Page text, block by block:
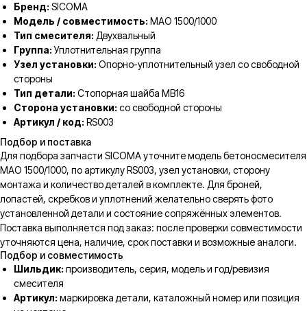
Бренд: SICOMA
Модель / совместимость: MAO 1500/1000
Тип смесителя: Двухвальный
Группа:Уплотнительная группа
Узел установки: Опорно-уплотнительный узел со свободной
стороны
Тип детали: Стопорная шайба MB16
Сторона установки: со свободной стороны
Артикул / код: RS003
Подбор и поставка
Для подбора запчасти SICOMA уточните модель бетоносмесителя
MAO 1500/1000, по артикулу RS003, узел установки, сторону
монтажа и количество деталей в комплекте. Для броней,
лопастей, скребков и уплотнений желательно сверять фото
установленной детали и состояние сопряжённых элементов.
Поставка выполняется под заказ: после проверки совместимости
уточняются цена, наличие, срок поставки и возможные аналоги.
Подбор и совместимость
Шильдик: производитель, серия, модель и год/ревизия
смесителя
Артикул: маркировка детали, каталожный номер или позиция